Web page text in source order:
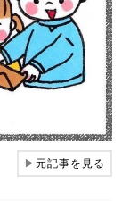
▶元記事を見る